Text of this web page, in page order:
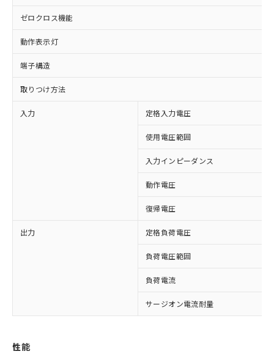
ゼロクロス機能
動作表示灯
端子構造
取りつけ方法
入力 定格入力電圧
使用電圧範囲
入力インピーダンス
動作電圧
復帰電圧
出力 定格負荷電圧
負荷電圧範囲
負荷電流
サージオン電流耐量
性能
対応済み：EU RoHS指令（10物質）の
有に対応した製品に切り替える予定のある